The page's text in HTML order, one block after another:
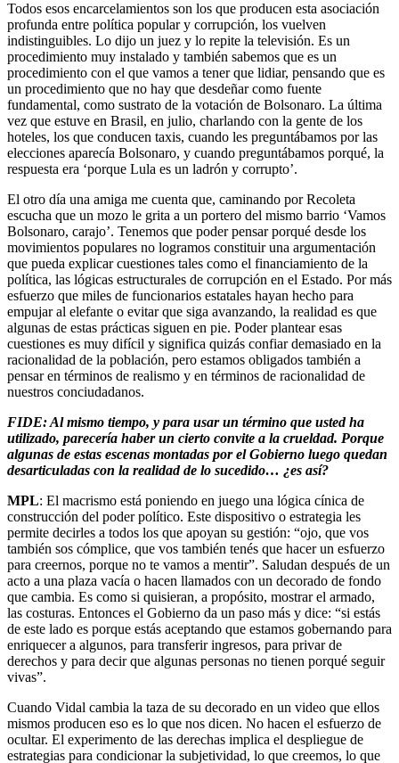
Todos esos encarcelamientos son los que producen esta asociación
profunda entre política popular y corrupción, los vuelven
indistinguibles. Lo dijo un juez y lo repite la televisión. Es un
procedimiento muy instalado y también sabemos que es un
procedimiento con el que vamos a tener que lidiar, pensando que es
un procedimiento que no hay que desdeñar como fuente
fundamental, como sustrato de la votación de Bolsonaro. La última
vez que estuve en Brasil, en julio, charlando con la gente de los
hoteles, los que conducen taxis, cuando les preguntábamos por las
elecciones aparecía Bolsonaro, y cuando preguntábamos porqué, la
respuesta era ‘porque Lula es un ladrón y corrupto’.
El otro día una amiga me cuenta que, caminando por Recoleta
escucha que un mozo le grita a un portero del mismo barrio ‘Vamos
Bolsonaro, carajo’. Tenemos que poder pensar porqué desde los
movimientos populares no logramos constituir una argumentación
que pueda explicar cuestiones tales como el financiamiento de la
política, las lógicas estructurales de corrupción en el Estado. Por más
esfuerzo que miles de funcionarios estatales hayan hecho para
empujar al elefante o evitar que siga avanzando, la realidad es que
algunas de estas prácticas siguen en pie. Poder plantear esas
cuestiones es muy difícil y significa quizás confiar demasiado en la
racionalidad de la población, pero estamos obligados también a
pensar en términos de realismo y en términos de racionalidad de
nuestros conciudadanos.
FIDE: Al mismo tiempo, y para usar un término que usted ha
utilizado, parecería haber un cierto convite a la crueldad. Porque
algunas de estas escenas montadas por el Gobierno luego quedan
desarticuladas con la realidad de lo sucedido… ¿es así?
MPL: El macrismo está poniendo en juego una lógica cínica de
construcción del poder político. Este dispositivo o estrategia les
permite decirles a todos los que apoyan su gestión: “ojo, que vos
también sos cómplice, que vos también tenés que hacer un esfuerzo
para creernos, porque no te vamos a mentir”. Saludan después de un
acto a una plaza vacía o hacen llamados con un decorado de fondo
que cambia. Es como si quisieran, a propósito, mostrar el armado,
las costuras. Entonces el Gobierno da un paso más y dice: “si estás
de este lado es porque estás aceptando que estamos gobernando para
enriquecer a algunos, para transferir ingresos, para privar de
derechos y para decir que algunas personas no tienen porqué seguir
vivas”.
Cuando Vidal cambia la taza de su decorado en un video que ellos
mismos producen eso es lo que nos dicen. No hacen el esfuerzo de
ocultar. El experimento de las derechas implica el despliegue de
estrategias para condicionar la subjetividad, lo que creemos, lo que